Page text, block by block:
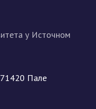
71420 Палe